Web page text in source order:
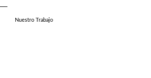
Nuestro Trabajo